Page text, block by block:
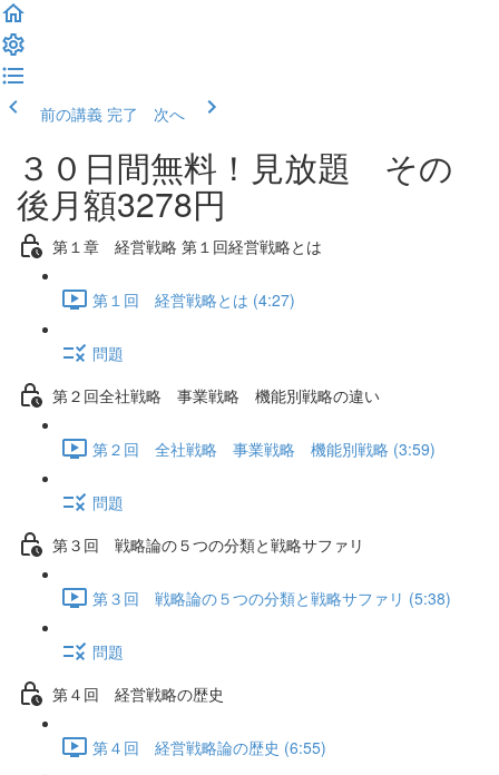
前の講義 完了 次へ
３０日間無料！見放題 その
後月額3278円
第１章 経営戦略 第１回経営戦略とは
第１回 経営戦略とは (4:27)
問題
第２回全社戦略 事業戦略 機能別戦略の違い
第２回 全社戦略 事業戦略 機能別戦略 (3:59)
問題
第３回 戦略論の５つの分類と戦略サファリ
第３回 戦略論の５つの分類と戦略サファリ (5:38)
問題
第４回 経営戦略の歴史
第４回 経営戦略論の歴史 (6:55)